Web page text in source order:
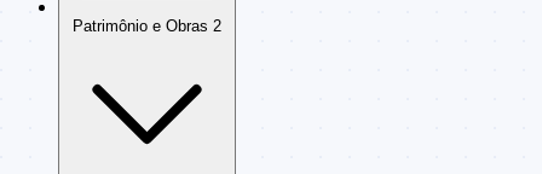
Patrimônio e Obras 2